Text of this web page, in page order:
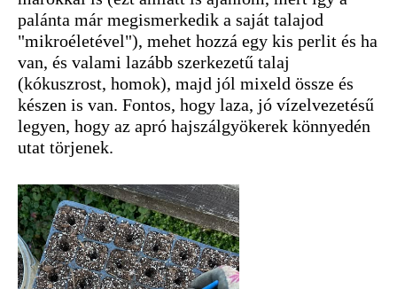
palánta már megismerkedik a saját talajod
"mikroéletével"), mehet hozzá egy kis perlit és ha
van, és valami lazább szerkezetű talaj
(kókuszrost, homok), majd jól mixeld össze és
készen is van. Fontos, hogy laza, jó vízelvezetésű
legyen, hogy az apró hajszálgyökerek könnyedén
utat törjenek.